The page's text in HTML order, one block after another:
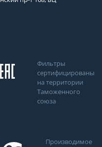
Фильтры
сертифицированы
на территории
Таможенного
союза
Производимое